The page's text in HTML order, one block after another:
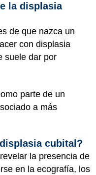
la displasia
de que nazca un
con displasia
suele dar por
parte de un
a más
cubital?
la presencia de
en la ecografía, los